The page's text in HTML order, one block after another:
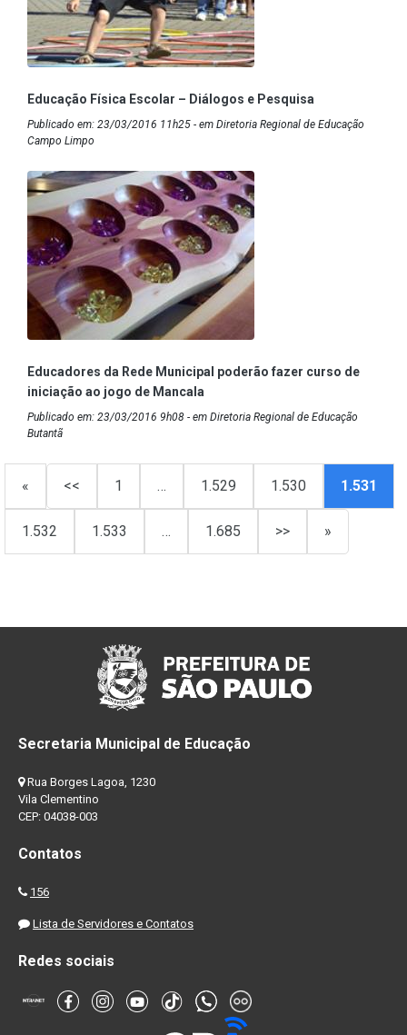
Educação Física Escolar – Diálogos e Pesquisa
Publicado em: 23/03/2016 11h25 - em Diretoria Regional de Educação
Campo Limpo
Educadores da Rede Municipal poderão fazer curso de
iniciação ao jogo de Mancala
Publicado em: 23/03/2016 9h08 - em Diretoria Regional de Educação
Butantã
« << 1 … 1.529 1.530 1.531
1.532 1.533 … 1.685 >> »
Secretaria Municipal de Educação
Rua Borges Lagoa, 1230
Vila Clementino
CEP: 04038-003
Contatos
156
Lista de Servidores e Contatos
Redes sociais